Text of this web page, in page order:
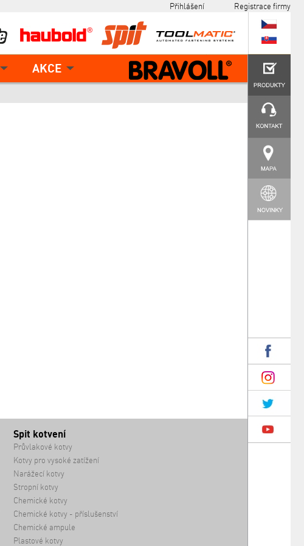
AKCE
Přihlášení
Registrace firmy
Spit kotvení
Průvlakové kotvy
Kotvy pro vysoké zatížení
Narážecí kotvy
Stropní kotvy
Chemické kotvy
Chemické kotvy - příslušenství
Chemické ampule
Plastové kotvy